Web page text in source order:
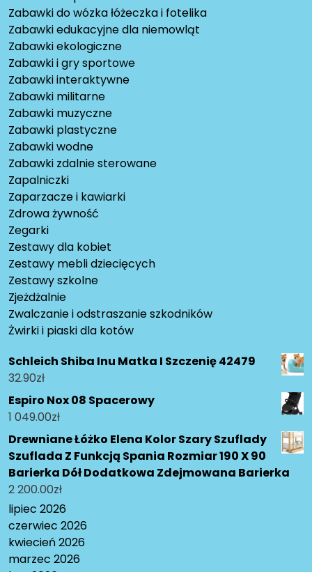
Zabawki do wózka łóżeczka i fotelika
Zabawki edukacyjne dla niemowląt
Zabawki ekologiczne
Zabawki i gry sportowe
Zabawki interaktywne
Zabawki militarne
Zabawki muzyczne
Zabawki plastyczne
Zabawki wodne
Zabawki zdalnie sterowane
Zapalniczki
Zaparzacze i kawiarki
Zdrowa żywność
Zegarki
Zestawy dla kobiet
Zestawy mebli dziecięcych
Zestawy szkolne
Zjeżdżalnie
Zwalczanie i odstraszanie szkodników
Żwirki i piaski dla kotów
Schleich Shiba Inu Matka I Szczenię 42479
32.90zł
Espiro Nox 08 Spacerowy
1 049.00zł
Drewniane Łóżko Elena Kolor Szary Szuflady
Szuflada Z Funkcją Spania Rozmiar 190 X 90
Barierka Dół Dodatkowa Zdejmowana Barierka
2 200.00zł
lipiec 2026
czerwiec 2026
kwiecień 2026
marzec 2026